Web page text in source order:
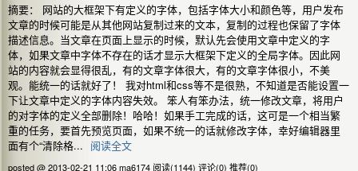
摘要： 网站的大框架下有定义的字体，包括字体大小和颜色等，用户发布
文章的时候可能是从其他网站复制过来的文本，复制的过程也保留了字体
描述信息。当文章在页面上显示的时候，默认先会使用文章中定义的字
体，如果文章中字体不存在的话才显示大框架下定义的全局字体。因此网
站的内容就会显得很乱，有的文章字体很大，有的文章字体很小，不美
观。能统一的话就好了！ 我对html和css等不是很熟，不知道是否能设置一
下让文章中定义的字体内容失效。 笨人有笨办法，统一修改文章，将用户
的对字体的定义全部删除！哈哈！如果手工完成的话，这可是一个相当繁
重的任务，要首先预览页面，如果不统一的话就修改字体，幸好编辑器里
面有个“清除格... 阅读全文
posted @ 2013-02-21 11:06 ma6174 阅读(1144) 评论(0) 推荐(0)